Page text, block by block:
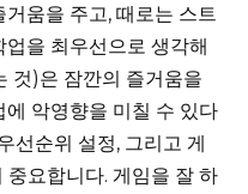
거움을 주고, 때로는 스트
을 최우선으로 생각해
것)은 잠깐의 즐거움을
악영향을 미칠 수 있다
선순위 설정, 그리고 게
요합니다. 게임을 잘 하